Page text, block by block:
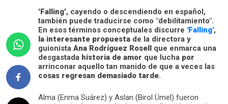
'Falling', cayendo o descendiendo en español,
también puede traducirse como "debilitamiento".
En esos términos conceptuales discurre 'Falling',
la interesante propuesta de la directora y
guionista Ana Rodríguez Rosell que enmarca una
desgastada historia de amor que lucha por
arrinconar aquello tan manido de que a veces las
cosas regresan demasiado tarde.
Alma (Enma Suárez) y Aslan (Birol Ümel) fueron